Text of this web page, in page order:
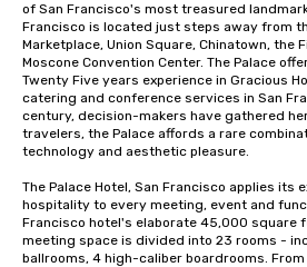
of San Francisco's most treasured
Francisco is located just steps away from
Marketplace, Union Square, Chinatown, the
Moscone Convention Center. The Palace
Twenty Five years experience in Gracious
catering and conference services in San
century, decision-makers have gathered
travelers, the Palace affords a rare
technology and aesthetic pleasure.
The Palace Hotel, San Francisco applies its
hospitality to every meeting, event and
Francisco hotel's elaborate 45,000 square
meeting space is divided into 23 rooms -
ballrooms, 4 high-caliber boardrooms.